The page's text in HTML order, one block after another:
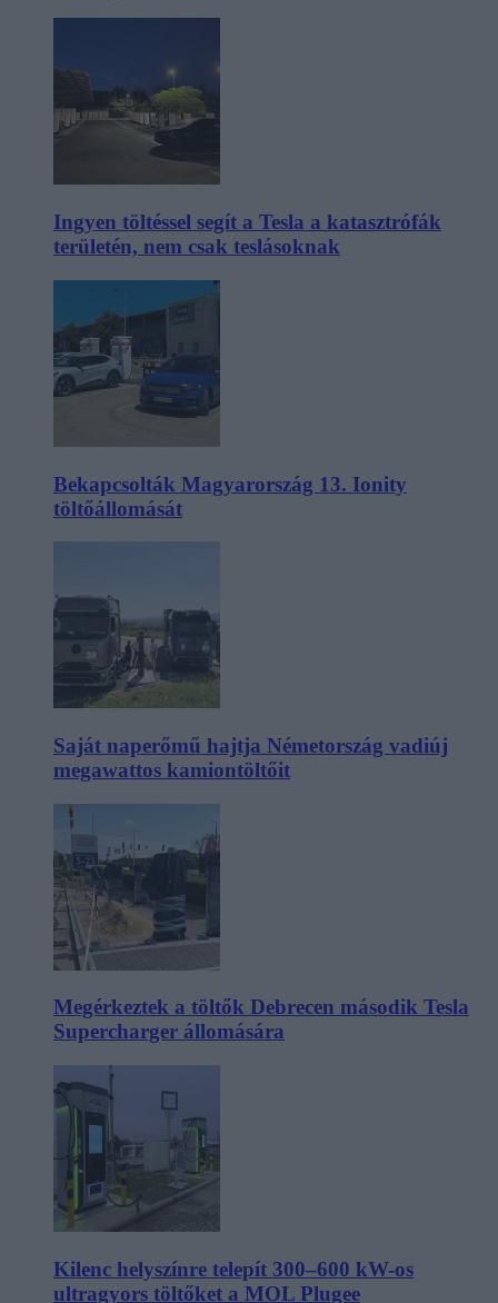
Ingyen töltéssel segít a Tesla a katasztrófák
területén, nem csak teslásoknak
Bekapcsolták Magyarország 13. Ionity
töltőállomását
Saját naperőmű hajtja Németország vadiúj
megawattos kamiontöltőit
Megérkeztek a töltők Debrecen második Tesla
Supercharger állomására
Kilenc helyszínre telepít 300–600 kW-os
ultragyors töltőket a MOL Plugee